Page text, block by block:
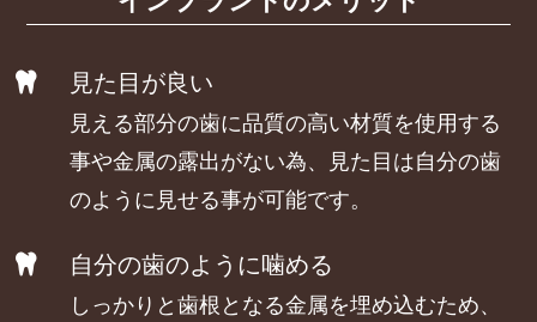
見た目が良い
見える部分の歯に品質の高い材質を使用する
事や金属の露出がない為、見た目は自分の歯
のように見せる事が可能です。
自分の歯のように噛める
しっかりと歯根となる金属を埋め込むため、